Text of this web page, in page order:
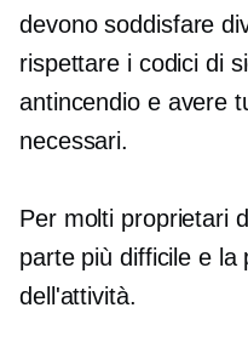
devono soddisfare
rispettare i codici di
antincendio e avere
necessari.
Per molti proprietari
parte più difficile e la
dell'attività.